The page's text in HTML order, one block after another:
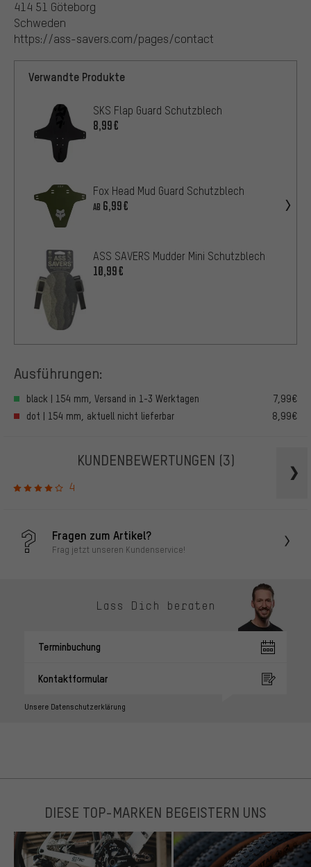
414 51 Göteborg
Schweden
https://ass-savers.com/pages/contact
Verwandte Produkte
SKS Flap Guard Schutzblech
8,99€
Fox Head Mud Guard Schutzblech
AB 6,99€
ASS SAVERS Mudder Mini Schutzblech
10,99€
Ausführungen:
black | 154 mm, Versand in 1-3 Werktagen
7,99€
dot | 154 mm, aktuell nicht lieferbar
8,99€
KUNDENBEWERTUNGEN (3)
4
Fragen zum Artikel?
Frag jetzt unseren Kundenservice!
Lass Dich beraten
Terminbuchung
Kontaktformular
Unsere Datenschutzerklärung
DIESE TOP-MARKEN BEGEISTERN UNS